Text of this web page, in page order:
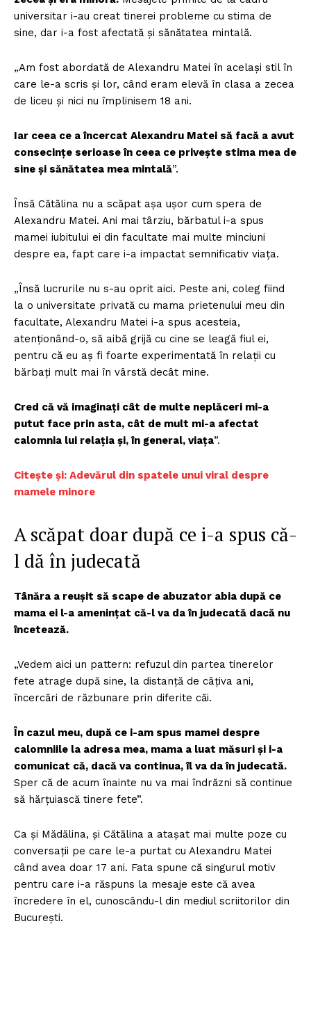
universitar i-au creat tinerei probleme cu stima de
sine, dar i-a fost afectată și sănătatea mintală.
„Am fost abordată de Alexandru Matei în același stil în
care le-a scris și lor, când eram elevă în clasa a zecea
de liceu și nici nu împlinisem 18 ani.
Iar ceea ce a încercat Alexandru Matei să facă a avut
consecințe serioase în ceea ce privește stima mea de
sine și sănătatea mea mintală”.
Însă Cătălina nu a scăpat așa ușor cum spera de
Alexandru Matei. Ani mai târziu, bărbatul i-a spus
mamei iubitului ei din facultate mai multe minciuni
despre ea, fapt care i-a impactat semnificativ viața.
„Însă lucrurile nu s-au oprit aici. Peste ani, coleg fiind
la o universitate privată cu mama prietenului meu din
facultate, Alexandru Matei i-a spus acesteia,
atenționând-o, să aibă grijă cu cine se leagă fiul ei,
pentru că eu aș fi foarte experimentată în relații cu
bărbați mult mai în vârstă decât mine.
Cred că vă imaginați cât de multe neplăceri mi-a
putut face prin asta, cât de mult mi-a afectat
calomnia lui relația și, în general, viața”.
Citește și: Adevărul din spatele unui viral despre
mamele minore
A scăpat doar după ce i-a spus că-
l dă în judecată
Tânăra a reușit să scape de abuzator abia după ce
mama ei l-a amenințat că-l va da în judecată dacă nu
încetează.
„Vedem aici un pattern: refuzul din partea tinerelor
fete atrage după sine, la distanță de câțiva ani,
încercări de răzbunare prin diferite căi.
În cazul meu, după ce i-am spus mamei despre
calomniile la adresa mea, mama a luat măsuri și i-a
comunicat că, dacă va continua, îl va da în judecată.
Sper că de acum înainte nu va mai îndrăzni să continue
să hărțuiască tinere fete”.
Ca și Mădălina, și Cătălina a atașat mai multe poze cu
conversații pe care le-a purtat cu Alexandru Matei
când avea doar 17 ani. Fata spune că singurul motiv
pentru care i-a răspuns la mesaje este că avea
încredere în el, cunoscându-l din mediul scriitorilor din
București.